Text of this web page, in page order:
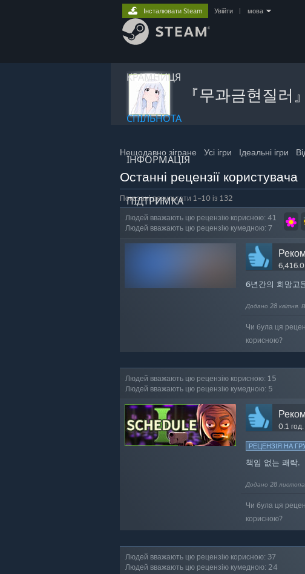
КРАМНИЦЯ
СПІЛЬНОТА
ІНФОРМАЦІЯ
ПІДТРИМКА
Інсталювати Steam Увійти мова
『무과금현질러』
Нещодавно зігране Усі ігри Ідеальні ігри
Останні рецензії користувача
Показані результати 1–10 із 132
Людей вважають цю рецензію корисною: 41
Людей вважають цю рецензію кумедною: 7
6,416.0
6년간의 희망고
Додано 28 квітня.
Чи була ця
корисною?
Людей вважають цю рецензію корисною: 15
Людей вважають цю рецензію кумедною: 5
0.1
РЕЦЕНЗІЯ НА
책임 없는 쾌락.
Додано 28
Чи була ця
корисною?
Людей вважають цю рецензію корисною: 37
Людей вважають цю рецензію кумедною: 24